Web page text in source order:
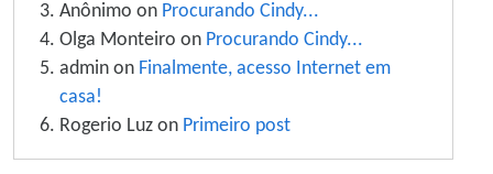
Anônimo on Procurando Cindy...
Olga Monteiro on Procurando Cindy...
admin on Finalmente, acesso Internet em
casa!
Rogerio Luz on Primeiro post